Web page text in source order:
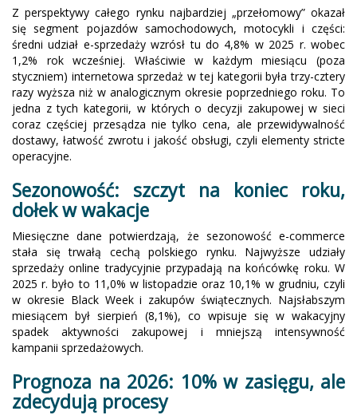
Z perspektywy całego rynku najbardziej „przełomowy” okazał
się segment pojazdów samochodowych, motocykli i części:
średni udział e-sprzedaży wzrósł tu do 4,8% w 2025 r. wobec
1,2% rok wcześniej. Właściwie w każdym miesiącu (poza
styczniem) internetowa sprzedaż w tej kategorii była trzy-cztery
razy wyższa niż w analogicznym okresie poprzedniego roku. To
jedna z tych kategorii, w których o decyzji zakupowej w sieci
coraz częściej przesądza nie tylko cena, ale przewidywalność
dostawy, łatwość zwrotu i jakość obsługi, czyli elementy stricte
operacyjne.
Sezonowość: szczyt na koniec roku,
dołek w wakacje
Miesięczne dane potwierdzają, że sezonowość e-commerce
stała się trwałą cechą polskiego rynku. Najwyższe udziały
sprzedaży online tradycyjnie przypadają na końcówkę roku. W
2025 r. było to 11,0% w listopadzie oraz 10,1% w grudniu, czyli
w okresie Black Week i zakupów świątecznych. Najsłabszym
miesiącem był sierpień (8,1%), co wpisuje się w wakacyjny
spadek aktywności zakupowej i mniejszą intensywność
kampanii sprzedażowych.
Prognoza na 2026: 10% w zasięgu, ale
zdecydują procesy